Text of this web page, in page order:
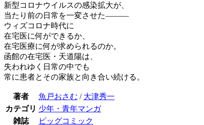
新型コロナウイルスの感染拡大が、
当たり前の日常を一変させた―――
ウィズコロナ時代に
在宅医に何ができるか、
在宅医療に何が求められるのか。
函館の在宅医・天道陽は、
失われゆく日常の中でも
常に患者とその家族と向き合い続ける。
著者 魚戸おさむ / 大津秀一
カテゴリ 少年・青年マンガ
雑誌
ビッグコミック